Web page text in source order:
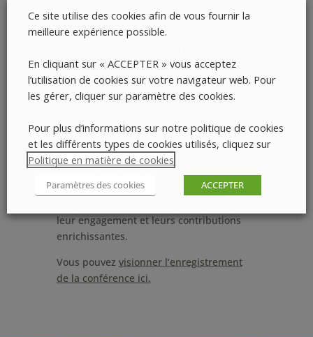
fondamentales sur l’éthique et l’impact
sociétal.
l’avenir de l’IA en santé, mais aussi aux
responsabilités collectives pour garantir
son intégration au service de tous. Une
santé à l’IA est essentielle pour garantir
que cette technologie reste un outil au
service des soignants, répondant avant
tout aux besoins des patients.
leur engagement et leurs contributions
enrichissantes.
Vous pouvez visionner l’enregistrement
de la conférence ici.
Ce site utilise des cookies afin de vous fournir la
meilleure expérience possible.
En cliquant sur « ACCEPTER » vous acceptez
l’utilisation de cookies sur votre navigateur web. Pour
les gérer, cliquer sur paramètre des cookies.
Pour plus d’informations sur notre politique de cookies
et les différents types de cookies utilisés, cliquez sur
Politique en matière de cookies
Paramètres des cookies ACCEPTER